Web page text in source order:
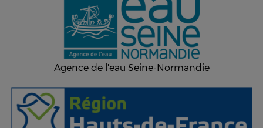
Agence de l'eau Seine-Normandie